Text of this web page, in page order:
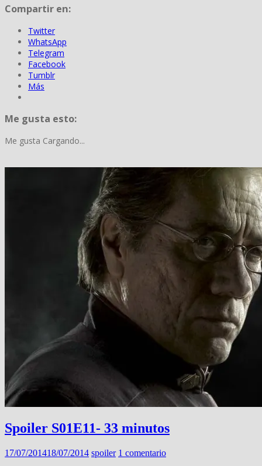
Compartir en:
Twitter
WhatsApp
Telegram
Facebook
Tumblr
Más
Me gusta esto:
Me gusta Cargando...
Spoiler S01E11- 33 minutos
17/07/201418/07/2014 spoiler 1 comentario